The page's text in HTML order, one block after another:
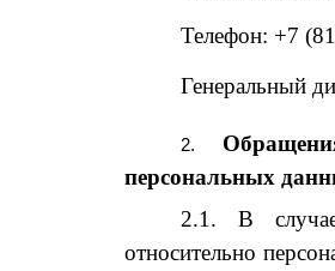
Телефон: +7
Генеральный
персональных
2.1. В случае
относительно